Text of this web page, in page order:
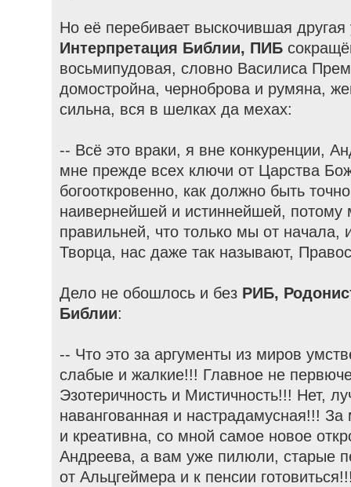
Но её перебивает выскочившая
Интерпретация Библии, ПИБ
восьмипудовая, словно Василиса
домостройна, черноброва и румяна,
сильна, вся в шелках да мехах:
-- Всё это враки, я вне конкуренции,
мне прежде всех ключи от Царства
богооткровенно, как должно быть
наивернейшей и истиннейшей, потому
правильней, что только мы от начала,
Творца, нас даже так называют,
Дело не обошлось и без РИБ,
Библии:
-- Что это за аргументы из миров
слабые и жалкие!!! Главное не
Эзотеричность и Мистичность!!! Нет,
навангованная и настрадамусная!!!
и креативна, со мной самое новое
Андреева, а вам уже пилюли, старые
от Альцгеймера и к пенсии